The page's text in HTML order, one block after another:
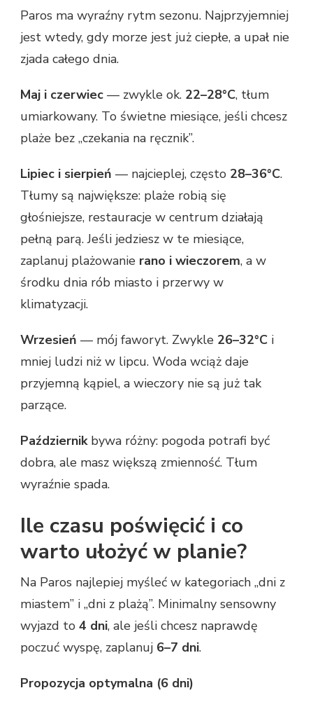
Paros ma wyraźny rytm sezonu. Najprzyjemniej
jest wtedy, gdy morze jest już ciepłe, a upał nie
zjada całego dnia.
Maj i czerwiec — zwykle ok. 22–28°C, tłum
umiarkowany. To świetne miesiące, jeśli chcesz
plaże bez „czekania na ręcznik”.
Lipiec i sierpień — najcieplej, często 28–36°C.
Tłumy są największe: plaże robią się
głośniejsze, restauracje w centrum działają
pełną parą. Jeśli jedziesz w te miesiące,
zaplanuj plażowanie rano i wieczorem, a w
środku dnia rób miasto i przerwy w
klimatyzacji.
Wrzesień — mój faworyt. Zwykle 26–32°C i
mniej ludzi niż w lipcu. Woda wciąż daje
przyjemną kąpiel, a wieczory nie są już tak
parzące.
Październikbywa różny: pogoda potrafi być
dobra, ale masz większą zmienność. Tłum
wyraźnie spada.
Ile czasu poświęcić i co
warto ułożyć w planie?
Na Paros najlepiej myśleć w kategoriach „dni z
miastem” i „dni z plażą”. Minimalny sensowny
wyjazd to 4 dni, ale jeśli chcesz naprawdę
poczuć wyspę, zaplanuj 6–7 dni.
Propozycja optymalna (6 dni)